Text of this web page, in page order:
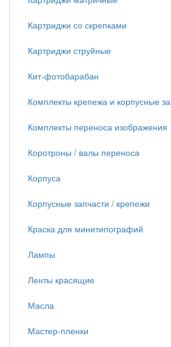
Картриджи со скрепками
Картриджи струйные
Кит-фотобарабан
Комплекты крепежа и корпусные за
Комплекты переноса изображения
Коротроны / валы переноса
Корпуса
Корпусные запчасти / крепежи
Краска для минитипографий
Лампы
Ленты красящие
Масла
Мастер-пленки